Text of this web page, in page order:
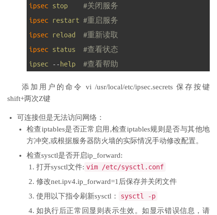
ipsec stop
#关闭服务
ipsec restart #重启服务
ipsec reload
#重新读取
ipsec status
#查看状态
ipsec
-- help #查看帮助
添加用户的命令 vi /usr/local/etc/ipsec.secrets 保存按键
shift+两次Z键
可连接但是无法访问网络：
检查iptables是否正常启用,检查iptables规则是否与其他地
方冲突,或根据服务器防火墙的实际情况手动修改配置。
检查sysctl是否开启ip_forward:
打开sysctl文件: vim /etc/sysctl . conf
修改net.ipv4.ip_forward=1后保存并关闭文件
使用以下指令刷新sysctl：
sysctl -p
如执行后正常回显则表示生效。如显示错误信息，请